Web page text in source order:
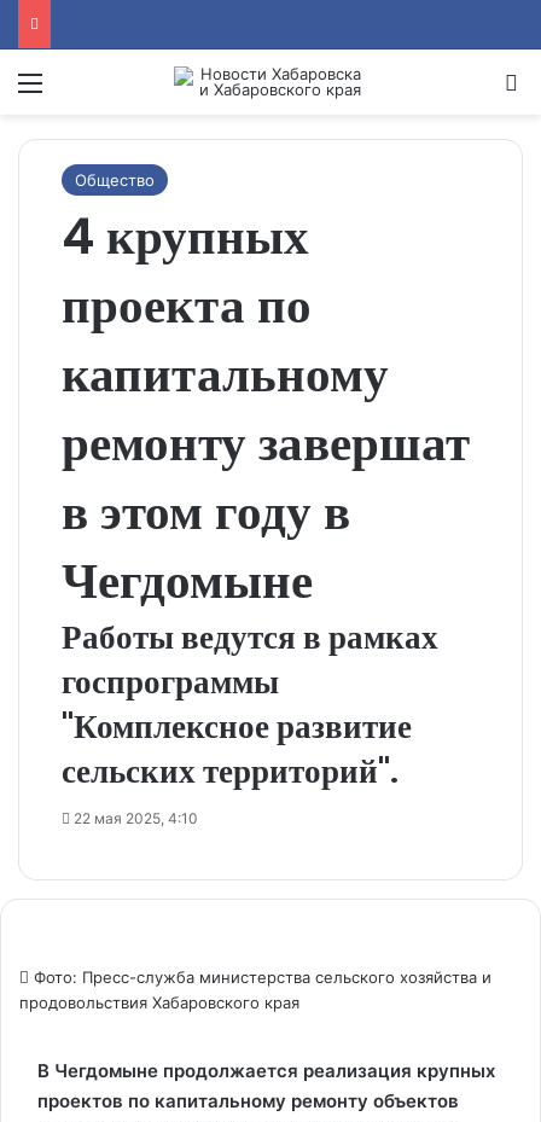
Menu
Общество
4 крупных
проекта по
капитальному
ремонту завершат
в этом году в
Чегдомыне
Работы ведутся в рамках
госпрограммы
"Комплексное развитие
сельских территорий".
22 мая 2025, 4:10
Фото: Пресс-служба министерства сельского хозяйства и
продовольствия Хабаровского края
В Чегдомыне продолжается реализация крупных
проектов по капитальному ремонту объектов